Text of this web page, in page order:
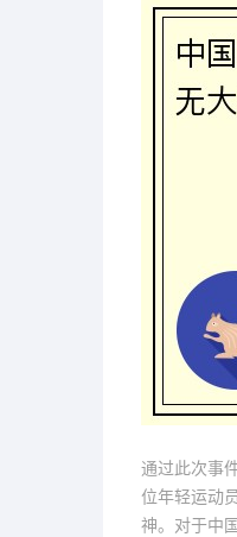
通过此次事
位年轻运动
神。对于中